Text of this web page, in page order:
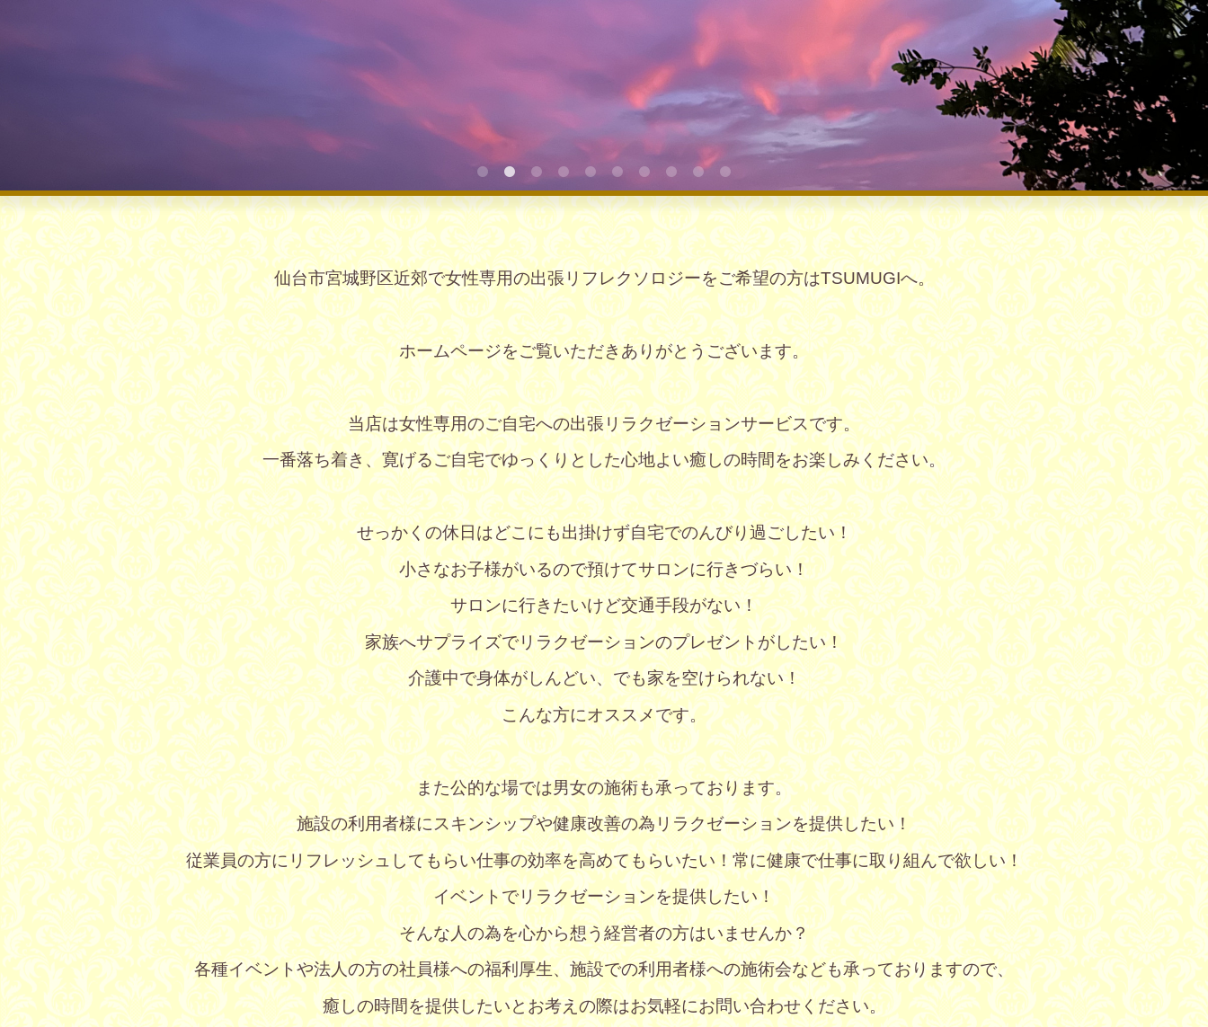
仙台市宮城野区近郊で女性専用の出張リフレクソロジーをご希望の方はTSUMUGIへ。
ホームページをご覧いただきありがとうございます。
当店は女性専用のご自宅への出張リラクゼーションサービスです。
一番落ち着き、寛げるご自宅でゆっくりとした心地よい癒しの時間をお楽しみください。
せっかくの休日はどこにも出掛けず自宅でのんびり過ごしたい！
小さなお子様がいるので預けてサロンに行きづらい！
サロンに行きたいけど交通手段がない！
家族へサプライズでリラクゼーションのプレゼントがしたい！
介護中で身体がしんどい、でも家を空けられない！
こんな方にオススメです。
また公的な場では男女の施術も承っております。
施設の利用者様にスキンシップや健康改善の為リラクゼーションを提供したい！
従業員の方にリフレッシュしてもらい仕事の効率を高めてもらいたい！常に健康で仕事に取り組んで欲しい！
イベントでリラクゼーションを提供したい！
そんな人の為を心から想う経営者の方はいませんか？
各種イベントや法人の方の社員様への福利厚生、施設での利用者様への施術会なども承っておりますので、
癒しの時間を提供したいとお考えの際はお気軽にお問い合わせください。